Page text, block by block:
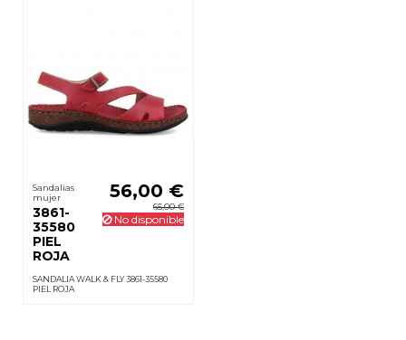
Sandalias
mujer
3861-
35580
PIEL
ROJA
56,00 €
65,00 €
No disponible
SANDALIA WALK & FLY 3861-35580
PIEL ROJA